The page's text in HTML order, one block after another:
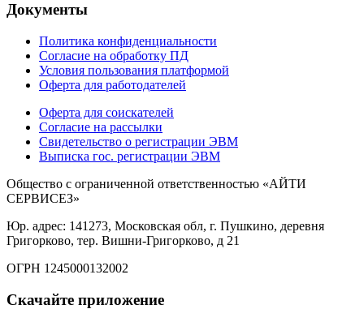
Документы
Политика конфиденциальности
Согласие на обработку ПД
Условия пользования платформой
Оферта для работодателей
Оферта для соискателей
Согласие на рассылки
Свидетельство о регистрации ЭВМ
Выписка гос. регистрации ЭВМ
Общество с ограниченной ответственностью «АЙТИ
СЕРВИСЕЗ»
Юр. адрес: 141273, Московская обл, г. Пушкино, деревня
Григорково, тер. Вишни-Григорково, д 21
ОГРН 1245000132002
Скачайте приложение